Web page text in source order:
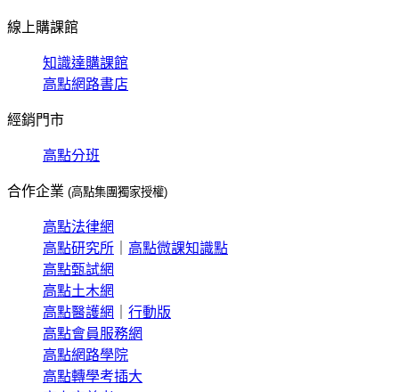
線上購課館
知識達購課館
高點網路書店
經銷門市
高點分班
合作企業 (高點集團獨家授權)
高點法律網
高點研究所
高點微課知識點
高點甄試網
高點土木網
高點醫護網
行動版
高點會員服務網
高點網路學院
高點轉學考插大